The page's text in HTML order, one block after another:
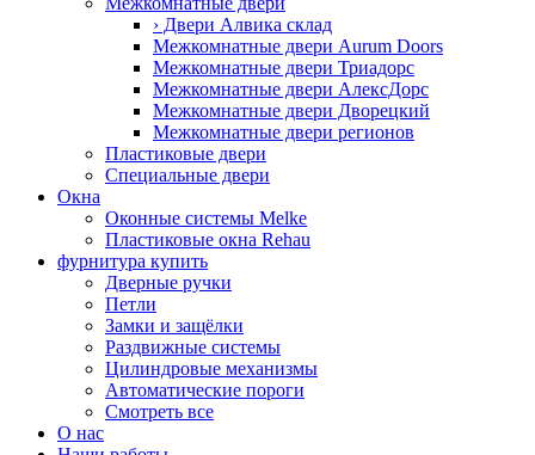
› Двери Алвика склад
Межкомнатные двери Aurum Doors
Межкомнатные двери Триадорс
Межкомнатные двери АлексДорс
Межкомнатные двери Дворецкий
Межкомнатные двери регионов
Пластиковые двери
Специальные двери
Окна
Оконные системы Melke
Пластиковые окна Rehau
фурнитура купить
Дверные ручки
Петли
Замки и защёлки
Раздвижные системы
Цилиндровые механизмы
Автоматические пороги
Смотреть все
О нас